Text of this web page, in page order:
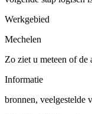
Werkgebied
Mechelen
Zo ziet u meteen of de
Informatie
bronnen, veelgestelde